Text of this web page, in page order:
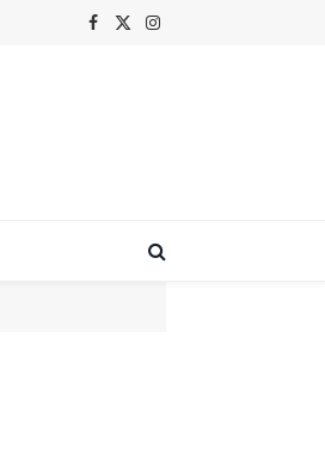
Facebook
X
Instagram